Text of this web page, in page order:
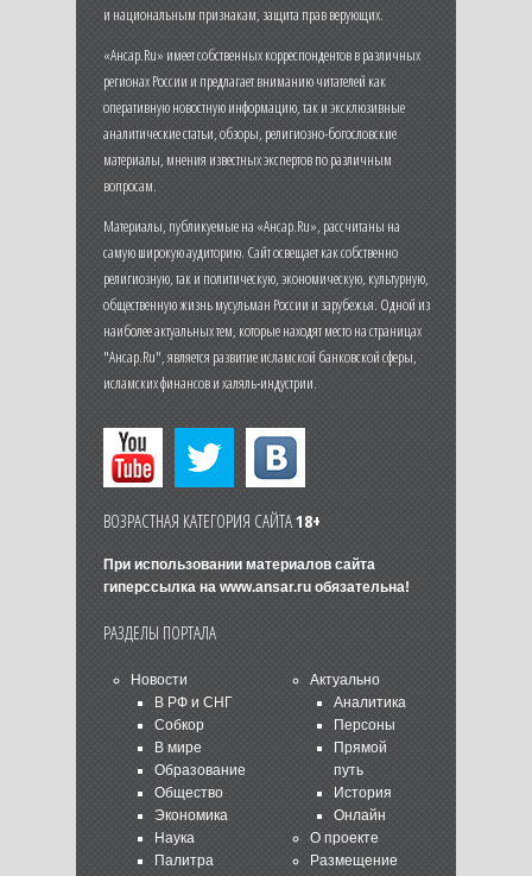
и национальным признакам, защита прав верующих.
«Ансар.Ru» имеет собственных корреспондентов в различных
регионах России и предлагает вниманию читателей как
оперативную новостную информацию, так и эксклюзивные
аналитические статьи, обзоры, религиозно-богословские
материалы, мнения известных экспертов по различным
вопросам.
Материалы, публикуемые на «Ансар.Ru», рассчитаны на
самую широкую аудиторию. Сайт освещает как собственно
религиозную, так и политическую, экономическую, культурную,
общественную жизнь мусульман России и зарубежья. Одной из
наиболее актуальных тем, которые находят место на страницах
"Ансар.Ru", является развитие исламской банковской сферы,
исламских финансов и халяль-индустрии.
ВОЗРАСТНАЯ КАТЕГОРИЯ САЙТА18+
При использовании материалов сайта
гиперссылка на www.ansar.ruобязательна!
РАЗДЕЛЫ ПОРТАЛА
Новости
В РФ и СНГ
Собкор
В мире
Образование
Общество
Экономика
Наука
Палитра
Актуально
Аналитика
Персоны
Прямой
путь
История
Онлайн
О проекте
Размещение